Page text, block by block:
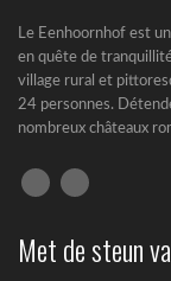
Le Eenhoornhof est
en quête de
village rural et
24 personnes.
nombreux châteaux
Met de steun